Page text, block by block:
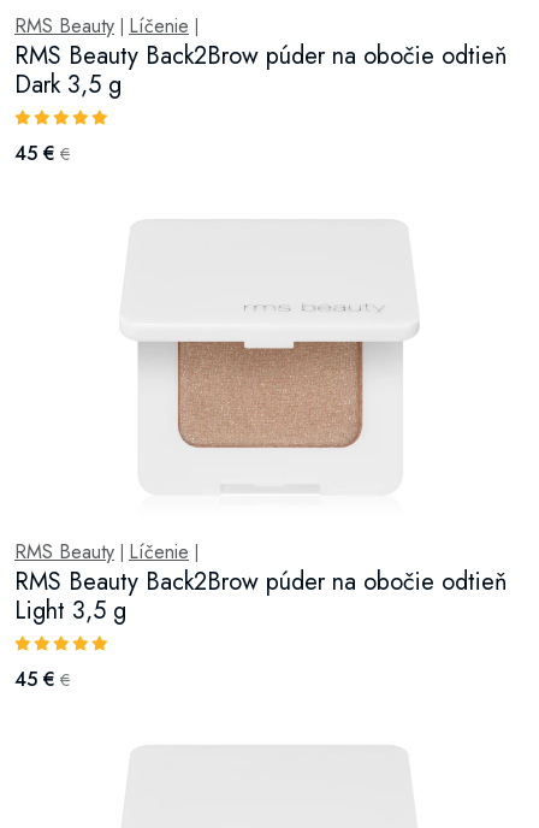
RMS Beauty Líčenie
RMS Beauty Back2Brow púder na obočie odtieň
Dark 3,5 g
45 € €
RMS Beauty Líčenie
RMS Beauty Back2Brow púder na obočie odtieň
Light 3,5 g
45 € €